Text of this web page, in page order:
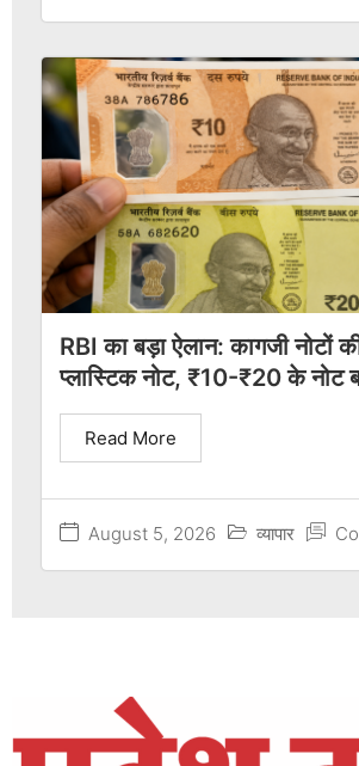
RBI का बड़ा ऐलान: कागजी नोटों
प्लास्टिक नोट, ₹10-₹20 के नोट
August 5, 2026 व्यापार
Read More